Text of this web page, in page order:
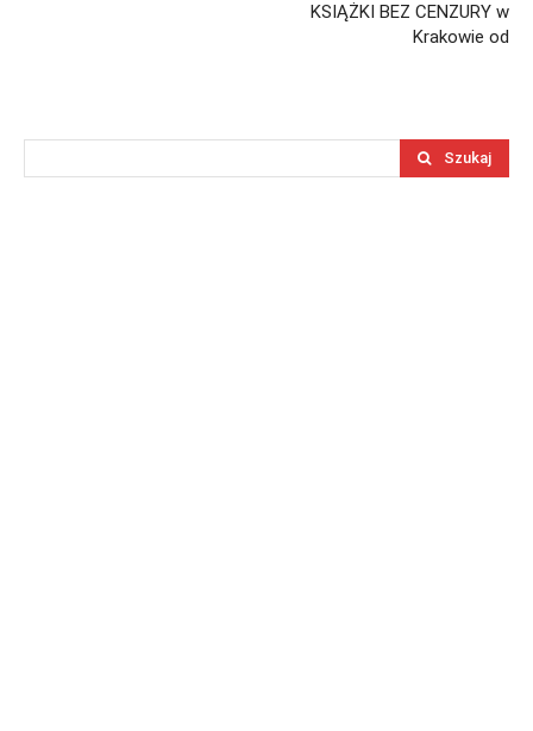
KSIĄŻKI BEZ CENZURY w
Krakowie od
Szukaj